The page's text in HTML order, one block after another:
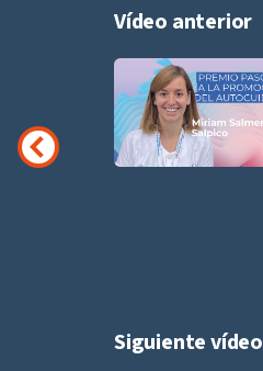
Vídeo anterior
Siguiente vídeo